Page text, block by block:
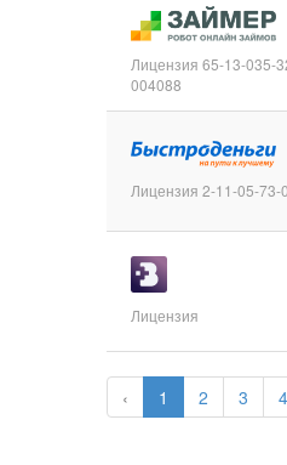
‹ 1 2 3 4
Лицензия 65-13-035-
004088
Лицензия 2-11-05-73-
Лицензия